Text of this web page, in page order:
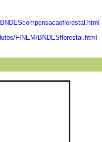
FINEM/BNDESflorestal.html